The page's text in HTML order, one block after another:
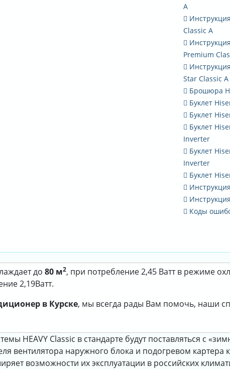
A
Classic A
Premium
Star Classic A
Брошюра
Буклет
Буклет
Буклет
Inverter
Буклет
Inverter
Буклет
Коды
до 80 м2, при потребление 2,45 Ватт в режиме
2,19Ватт.
в Курске, мы всегда рады Вам помочь, наши
HEAVY Classic в стандарте будут поставляться с
вентилятора наружного блока и подогревом картера
возможности их эксплуатации в российских